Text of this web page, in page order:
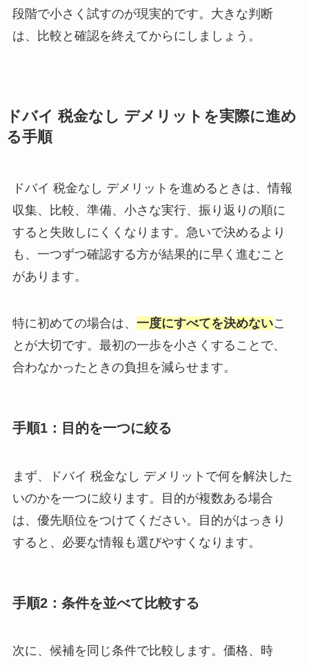
段階で小さく試すのが現実的です。大きな判断
は、比較と確認を終えてからにしましょう。
ドバイ 税金なし デメリットを実際に進め
る手順
ドバイ 税金なし デメリットを進めるときは、情報
収集、比較、準備、小さな実行、振り返りの順に
すると失敗しにくくなります。急いで決めるより
も、一つずつ確認する方が結果的に早く進むこと
があります。
特に初めての場合は、 一度にすべてを決めないこ
とが大切です。最初の一歩を小さくすることで、
合わなかったときの負担を減らせます。
手順1：目的を一つに絞る
まず、ドバイ 税金なし デメリットで何を解決した
いのかを一つに絞ります。目的が複数ある場合
は、優先順位をつけてください。目的がはっきり
すると、必要な情報も選びやすくなります。
手順2：条件を並べて比較する
次に、候補を同じ条件で比較します。価格、時